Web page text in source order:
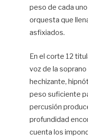
peso de cada
orquesta que
asfixiados.
En el corte 12
voz de la
hechizante,
peso suficiente
percusión
profundidad
cuenta los